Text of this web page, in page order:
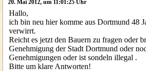
20. Mai 2012, um 11:01:25 Uhr
Hallo,
ich bin neu hier komme aus Dortmund 48
verwirrt.
Reicht es jetzt den Bauern zu fragen oder
Genehmigung der Stadt Dortmund oder
Genehmigungen oder ist sondeln illegal .
Bitte um klare Antworten!